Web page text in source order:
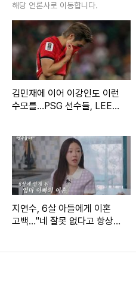
해당 언론사로 이동합니다.
김민재에 이어 이강인도 이런
수모를…PSG 선수들, LEE
지연수, 6살 아들에게 이혼
고백…"네 잘못 없다고 항상